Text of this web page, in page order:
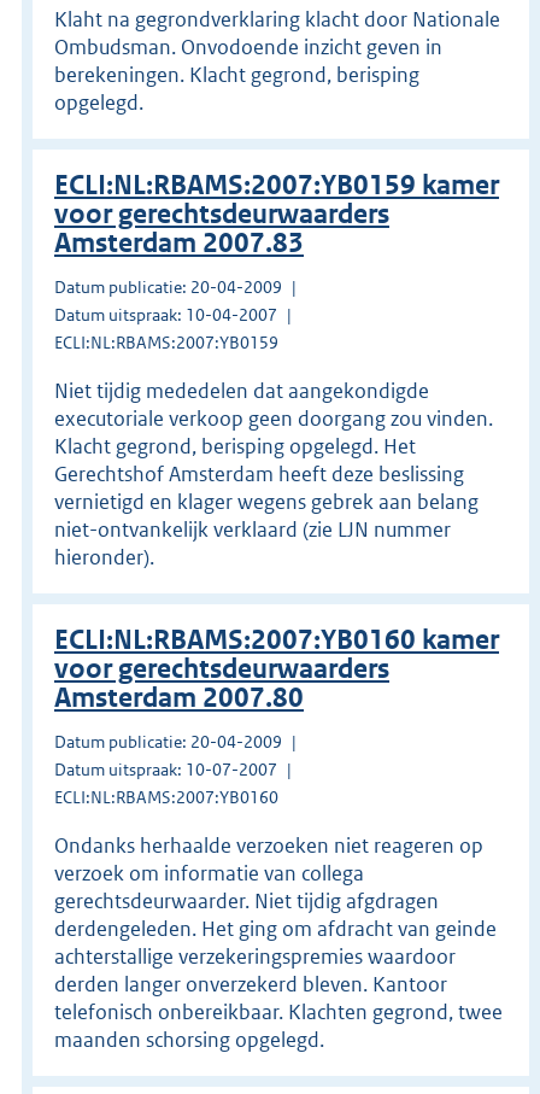
Klaht na gegrondverklaring klacht door Nationale
Ombudsman. Onvodoende inzicht geven in
berekeningen. Klacht gegrond, berisping
opgelegd.
ECLI:NL:RBAMS:2007:YB0159 kamer
voor gerechtsdeurwaarders
Amsterdam 2007.83
Datum publicatie: 20-04-2009
Datum uitspraak: 10-04-2007
ECLI:NL:RBAMS:2007:YB0159
Niet tijdig mededelen dat aangekondigde
executoriale verkoop geen doorgang zou vinden.
Klacht gegrond, berisping opgelegd. Het
Gerechtshof Amsterdam heeft deze beslissing
vernietigd en klager wegens gebrek aan belang
niet-ontvankelijk verklaard (zie LJN nummer
hieronder).
ECLI:NL:RBAMS:2007:YB0160 kamer
voor gerechtsdeurwaarders
Amsterdam 2007.80
Datum publicatie: 20-04-2009
Datum uitspraak: 10-07-2007
ECLI:NL:RBAMS:2007:YB0160
Ondanks herhaalde verzoeken niet reageren op
verzoek om informatie van collega
gerechtsdeurwaarder. Niet tijdig afgdragen
derdengeleden. Het ging om afdracht van geinde
achterstallige verzekeringspremies waardoor
derden langer onverzekerd bleven. Kantoor
telefonisch onbereikbaar. Klachten gegrond, twee
maanden schorsing opgelegd.